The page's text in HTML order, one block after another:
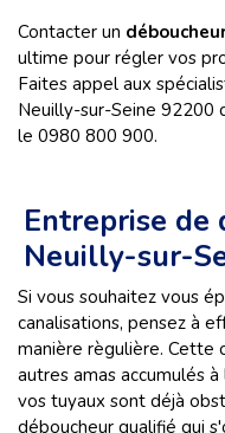
Contacter un
ultime pour régler vos
Faites appel aux
Neuilly-sur-Seine 92200
le 0980 800 900.
Entreprise de
Neuilly-sur-
Si vous souhaitez vous
canalisations, pensez à
manière règulière. Cette
autres amas accumulés
vos tuyaux sont déjà
déboucheur qualifié qui